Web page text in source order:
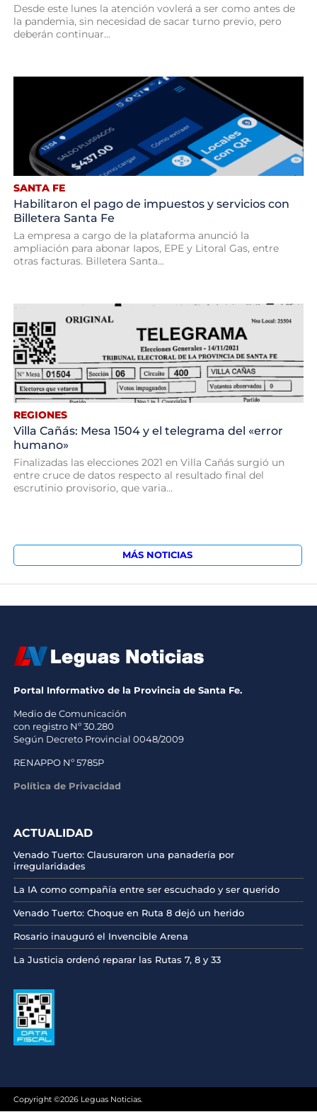
Desde este lunes la atención vovlerá a ser como antes de
la pandemia, sin necesidad de sacar turno previo, pero
deberán continuar...
SANTA FE
Habilitaron el pago de impuestos y servicios con
Billetera Santa Fe
La empresa a cargo de la plataforma anunció la
ampliación para abonar Iapos, EPE y Litoral Gas, entre
otras facturas. Billetera Santa...
REGIONES
Villa Cañás: Mesa 1504 y el telegrama del «error
humano»
Finalizadas las elecciones 2021 en Villa Cañás surgió un
entre cruce de datos respecto al resultado final del
escrutinio provisorio, que varia...
MÁS NOTICIAS
Portal Informativo de la Provincia de Santa Fe.
Medio de Comunicación
con registro Nº 30.280
Según Decreto Provincial 0048/2009
RENAPPO Nº 5785P
Política de Privacidad
ACTUALIDAD
Venado Tuerto: Clausuraron una panadería por
irregularidades
La IA como compañía entre ser escuchado y ser querido
Venado Tuerto: Choque en Ruta 8 dejó un herido
Rosario inauguró el Invencible Arena
La Justicia ordenó reparar las Rutas 7, 8 y 33
Copyright ©2026 Leguas Noticias.